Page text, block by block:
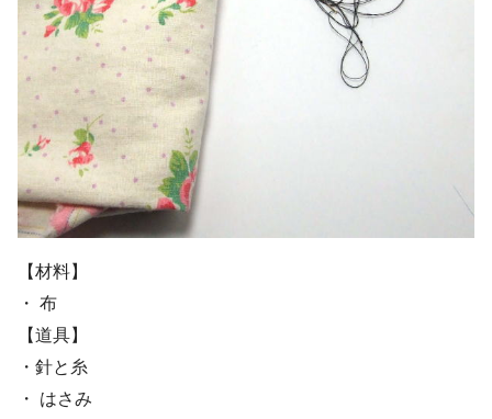
【材料】
・ 布
【道具】
・針と糸
・ はさみ